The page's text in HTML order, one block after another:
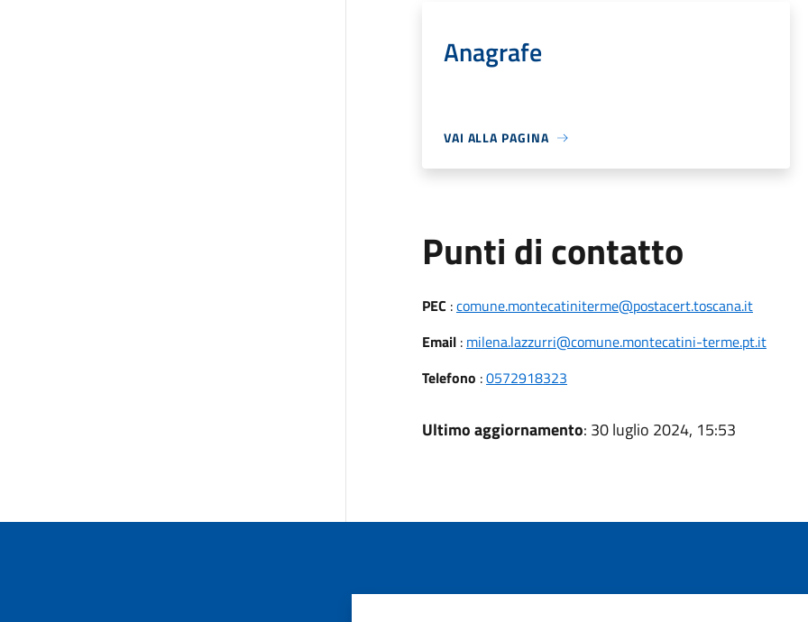
Anagrafe
VAI ALLA PAGINA
Punti di contatto
PEC :comune.montecatiniterme@postacert.toscana.it
Email: milena.lazzurri@comune.montecatini-terme.pt.it
Telefono :0572918323
Ultimo aggiornamento: 30 luglio 2024, 15:53